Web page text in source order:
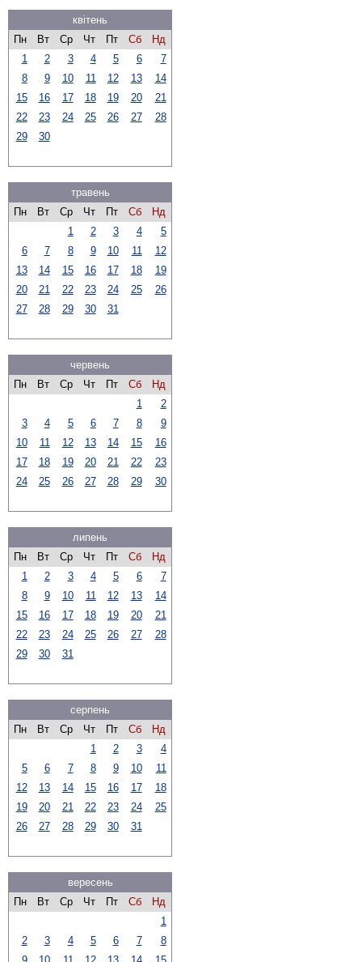
квітень
Пн
Вт Ср Чт Пт Сб
Нд
1
2 3 4 5 6
7
8
9 10 11 12 13
14
15
16 17 18 19 20
21
22
23 24 25 26 27
28
29
30
травень
Пн
Вт Ср Чт Пт Сб
Нд
1
2 3 4
5
6
7 8 9 10 11
12
13
14 15 16 17 18
19
20
21 22 23 24 25
26
27
28 29 30 31
червень
Пн
Вт Ср Чт Пт Сб
Нд
1
2
3
4 5 6 7 8
9
10
11 12 13 14 15
16
17
18 19 20 21 22
23
24
25 26 27 28 29 30
липень
Пн
Вт Ср Чт Пт Сб
Нд
1
2 3 4 5 6
7
8
9 10 11 12 13
14
15
16 17 18 19 20
21
22
23 24 25 26 27
28
29
30 31
серпень
Пн
Вт Ср Чт Пт Сб
Нд
1
2 3
4
5
6 7 8 9 10
11
12
13 14 15 16 17
18
19
20 21 22 23 24
25
26
27 28 29 30 31
вересень
Пн
Вт Ср Чт Пт Сб
Нд
1
2
3 4 5 6 7
8